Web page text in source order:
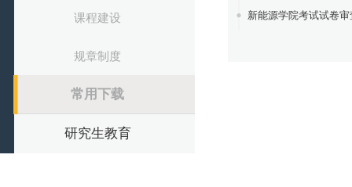
课程建设
规章制度
常用下载
研究生教育
新能源学院考试试卷